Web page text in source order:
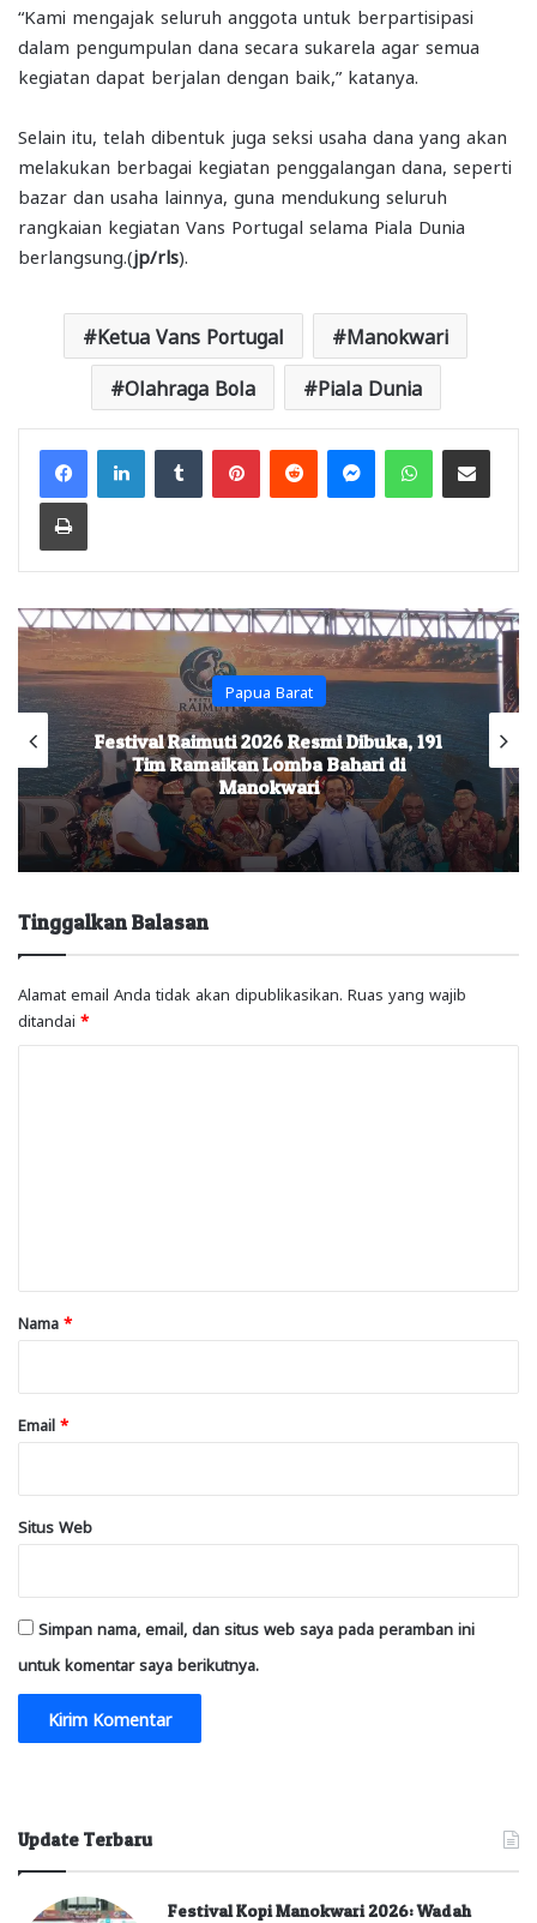
“Kami mengajak seluruh anggota untuk berpartisipasi
dalam pengumpulan dana secara sukarela agar semua
kegiatan dapat berjalan dengan baik,” katanya.
Selain itu, telah dibentuk juga seksi usaha dana yang akan
melakukan berbagai kegiatan penggalangan dana, seperti
bazar dan usaha lainnya, guna mendukung seluruh
rangkaian kegiatan Vans Portugal selama Piala Dunia
berlangsung.(jp/rls).
Ketua Vans Portugal Manokwari
Olahraga Bola Piala Dunia
FacebookLinkedInTumblr PinterestReddit MessengerWhatsAppShare via Email
Print
Papua Barat
Festival Raimuti 2026 Resmi Dibuka, 191
Tim Ramaikan Lomba Bahari di
Manokwari
Tinggalkan Balasan
Alamat email Anda tidak akan dipublikasikan. Ruas yang wajib
ditandai *
rNama *
Email *
Situs Web
Simpan nama, email, dan situs web saya pada peramban ini
untuk komentar saya berikutnya.
Update Terbaru
Festival Kopi Manokwari 2026: Wadah